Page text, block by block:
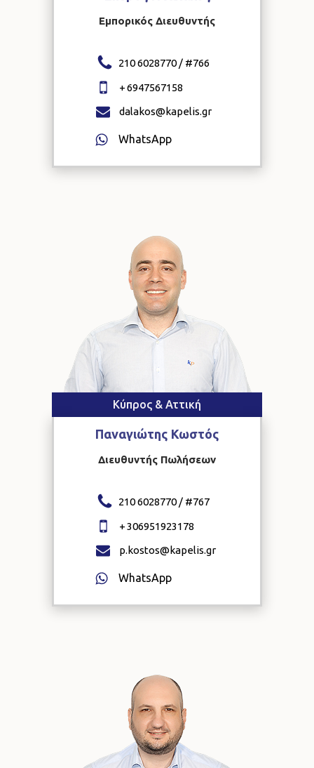
Εμπορικός Διευθυντής
210 6028770 / #766
+6947567158
dalakos@kapelis.gr
WhatsApp
Κύπρος & Αττική
Παναγιώτης Κωστός
Διευθυντής Πωλήσεων
210 6028770 / #767
+306951923178
p.kostos@kapelis.gr
WhatsApp